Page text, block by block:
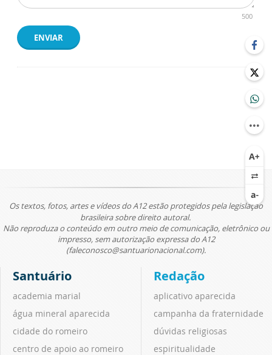
500
ENVIAR
Os textos, fotos, artes e vídeos do A12 estão protegidos pela legislação
brasileira sobre direito autoral.
Não reproduza o conteúdo em outro meio de comunicação, eletrônico ou
impresso, sem autorização expressa do A12
(faleconosco@santuarionacional.com).
Santuário
academia marial
água mineral aparecida
cidade do romeiro
centro de apoio ao romeiro
Redação
aplicativo aparecida
campanha da fraternidade
dúvidas religiosas
espiritualidade